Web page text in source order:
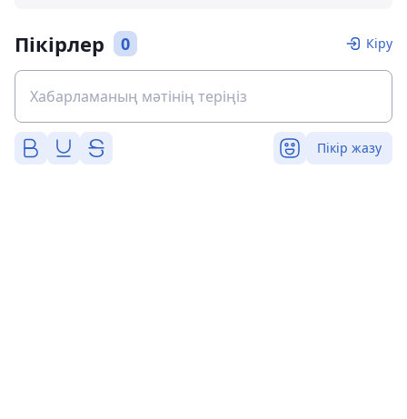
Пікірлер 0 Кіру
Пікір жазу